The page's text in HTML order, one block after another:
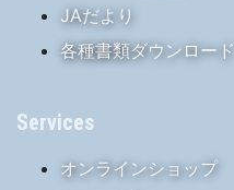
JAだより
各種書類ダウンロード
Services
オンラインショップ